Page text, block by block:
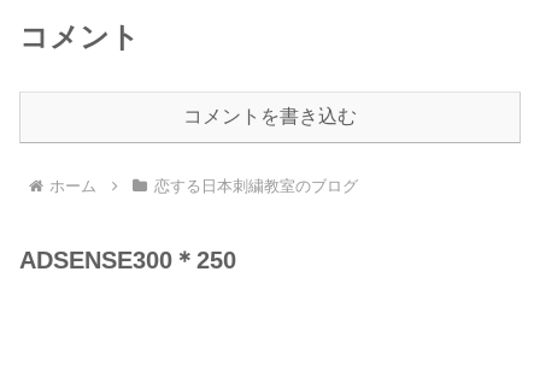
コメント
コメントを書き込む
ホーム 恋する日本刺繍教室のブログ
ADSENSE300＊250